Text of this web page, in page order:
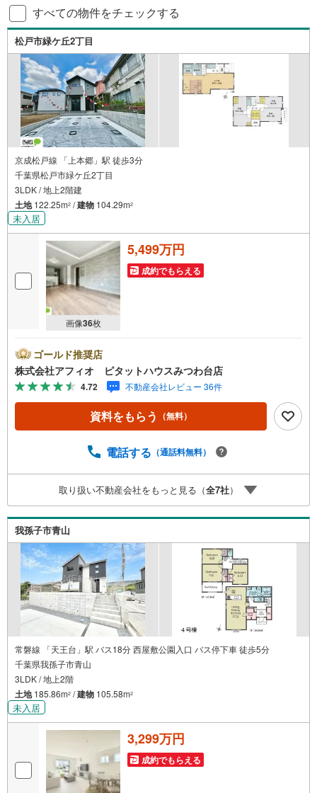
すべての物件をチェックする
松戸市緑ケ丘2丁目
京成松戸線 「上本郷」駅 徒歩3分
千葉県松戸市緑ケ丘2丁目
3LDK / 地上2階建
土地122.25m2 /建物 104.29m2
未入居
画像36枚
5,499万円
成約でもらえる
ゴールド推奨店
株式会社アフィオ ピタットハウスみつわ台店
4.72 不動産会社レビュー 36件
資料をもらう （無料）
電話する （通話料無料）
取り扱い不動産会社をもっと見る（全7社）
我孫子市青山
常磐線 「天王台」駅 バス18分 西屋敷公園入口 バス停下車 徒歩5分
千葉県我孫子市青山
3LDK / 地上2階
土地185.86m2 /建物 105.58m2
未入居
3,299万円
成約でもらえる